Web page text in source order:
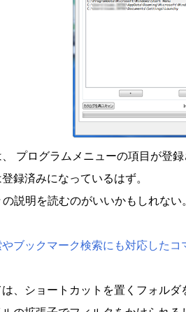
プログラムメニューの項目が登
録済みになっているはず。
の説明を読むのがいいかもしれない。
ブックマーク検索にも対応したコ
、ショートカットを置くフォル